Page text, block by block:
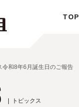
TOP
令和8年6月誕生日のご報告
トピックス